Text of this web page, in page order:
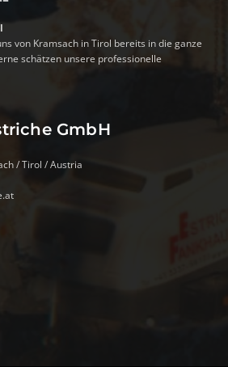
von Kramsach in Tirol bereits in die ganze
schätzen unsere professionelle
GmbH
/ Tirol / Austria